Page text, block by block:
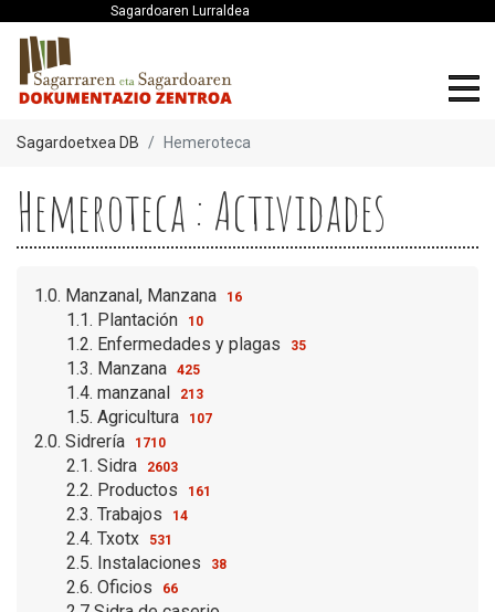
Sagardoaren Lurraldea
Sagardoetxea DB Hemeroteca
Hemeroteca : Actividades
1.0. Manzanal, Manzana 16
1.1. Plantación 10
1.2. Enfermedades y plagas 35
1.3. Manzana 425
1.4. manzanal 213
1.5. Agricultura 107
2.0. Sidrería 1710
2.1. Sidra 2603
2.2. Productos 161
2.3. Trabajos 14
2.4. Txotx 531
2.5. Instalaciones 38
2.6. Oficios 66